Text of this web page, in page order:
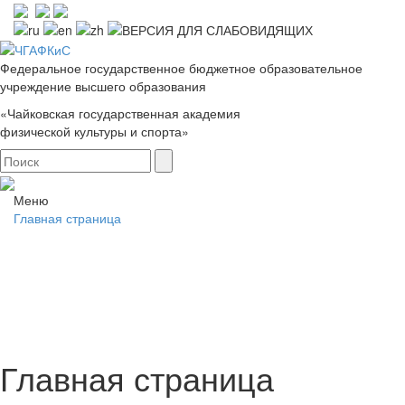
Федеральное государственное бюджетное образовательное
учреждение высшего образования
«Чайковская государственная академия
физической культуры и спорта»
Меню
Главная страница
Главная страница